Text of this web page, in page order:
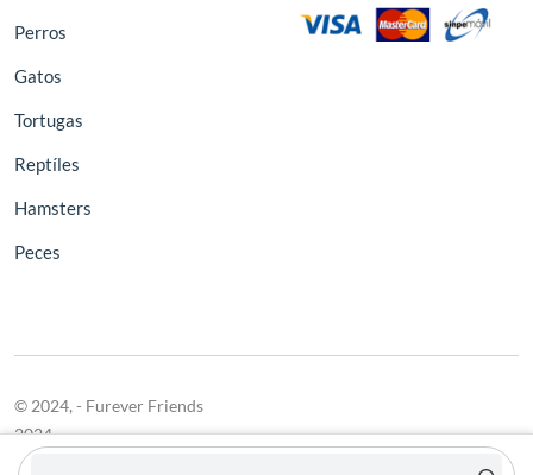
Perros
Gatos
Tortugas
Reptíles
Hamsters
Peces
© 2024, - Furever Friends
2024